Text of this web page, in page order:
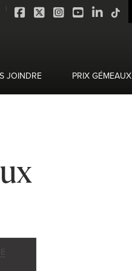
JOINDRE PRIX GÉMEAUX